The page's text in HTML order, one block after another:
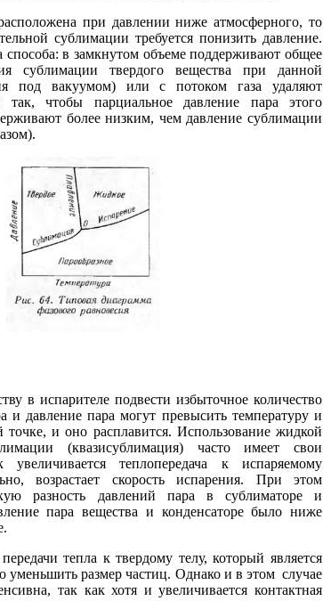
при давлении ниже атмосферного, то
сублимации требуется понизить давление.
способа: в замкнутом объеме поддерживают общее
сублимации твердого вещества при данной
под вакуумом) или с потоком газа удаляют
так, чтобы парциальное давление пара этого
более низким, чем давление сублимации
в испарителе подвести избыточное количество
и давление пара могут превысить температуру и
точке, и оно расплавится. Использование жидкой
(квазисублимация) часто имеет свои
теплопередача к испаряемому
возрастает скорость испарения. При этом
разность давлений пара в сублиматоре и
пара вещества и конденсаторе было ниже
тепла к твердому телу, который является
размер частиц. Однако и в этом случае
так как хотя и увеличивается контактная